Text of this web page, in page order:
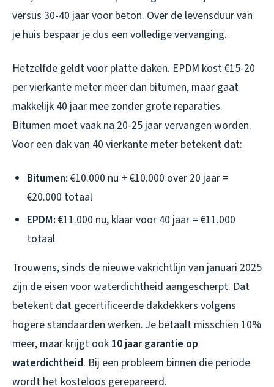
versus 30-40 jaar voor beton. Over de levensduur van
je huis bespaar je dus een volledige vervanging.
Hetzelfde geldt voor platte daken. EPDM kost €15-20
per vierkante meter meer dan bitumen, maar gaat
makkelijk 40 jaar mee zonder grote reparaties.
Bitumen moet vaak na 20-25 jaar vervangen worden.
Voor een dak van 40 vierkante meter betekent dat:
Bitumen: €10.000 nu + €10.000 over 20 jaar =
€20.000 totaal
EPDM: €11.000 nu, klaar voor 40 jaar = €11.000
totaal
Trouwens, sinds de nieuwe vakrichtlijn van januari 2025
zijn de eisen voor waterdichtheid aangescherpt. Dat
betekent dat gecertificeerde dakdekkers volgens
hogere standaarden werken. Je betaalt misschien 10%
meer, maar krijgt ook 10 jaar garantie op
waterdichtheid. Bij een probleem binnen die periode
wordt het kosteloos gerepareerd.